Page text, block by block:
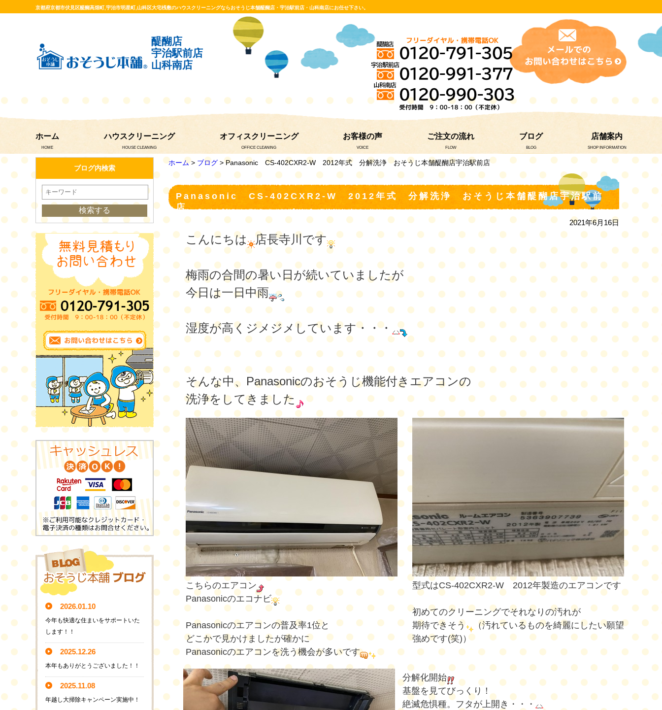
京都府京都市伏見区醍醐高畑町,宇治市明星町,山科区大宅桟敷のハウスクリーニングならおそうじ本舗醍醐店・宇治駅前店・山科南店にお任せ下さい。
醍醐店
宇治駅前店
山科南店
ホーム
HOME
ハウスクリーニング
HOUSE CLEANING
オフィスクリーニング
OFFICE CLEANING
お客様の声
VOICE
ご注文の流れ
FLOW
ブログ
BLOG
店舗案内
SHOP INFORMATION
ホーム> ブログ > Panasonic CS-402CXR2-W 2012年式 分解洗浄 おそうじ本舗醍醐店宇治駅前店
Panasonic CS-402CXR2-W 2012年式 分解洗浄 おそうじ本舗醍醐店宇治駅前
店
2021年6月16日
こんにちは 店長寺川です
梅雨の合間の暑い日が続いていましたが
今日は一日中雨
湿度が高くジメジメしています・・・
そんな中、Panasonicのおそうじ機能付きエアコンの
洗浄をしてきました
こちらのエアコン
Panasonicのエコナビ
Panasonicのエアコンの普及率1位と
どこかで見かけましたが確かに
Panasonicのエアコンを洗う機会が多いです
型式はCS-402CXR2-W 2012年製造のエアコンです
初めてのクリーニングでそれなりの汚れが
期待できそう
（汚れているものを綺麗にしたい願望
強めです(笑)）
分解化開始
基盤を見てびっくり！
絶滅危惧種。フタが上開き・・・
ブログ内検索
2026.01.10
今年も快適な住まいをサポートいた
します！！
2025.12.26
本年もありがとうございました！！
2025.11.08
年越し大掃除キャンペーン実施中！